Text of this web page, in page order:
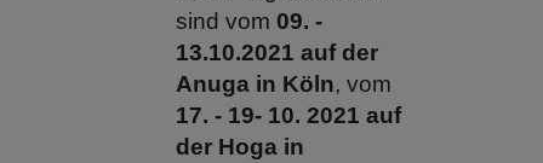
sind vom 09. -
13.10.2021 auf der
Anuga in Köln, vom
17. - 19- 10. 2021 auf
der Hoga in